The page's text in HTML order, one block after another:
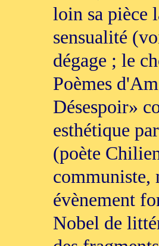
loin sa pièce
sensualité
dégage ; le
Poèmes
Désespoir»
esthétique
(poète
communiste,
évènement
Nobel de